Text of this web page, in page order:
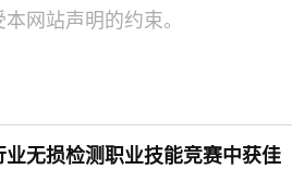
网站声明的约束。
无损检测职业技能竞赛中获佳